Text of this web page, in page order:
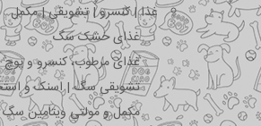
غذا | کنسرو | تشویقی | مکمل
غذای خشک سگ
غذای مرطوب، کنسرو و
تشویقی سگ | اسنک و
مکمل و مولتی ویتامین سگ